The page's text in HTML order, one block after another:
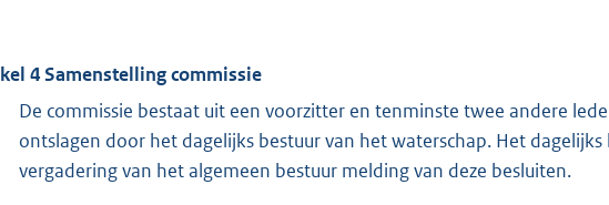
4 Samenstelling commissie
De commissie bestaat uit een voorzitter en tenminste twee andere
ontslagen door het dagelijks bestuur van het waterschap. Het
vergadering van het algemeen bestuur melding van deze besluiten.